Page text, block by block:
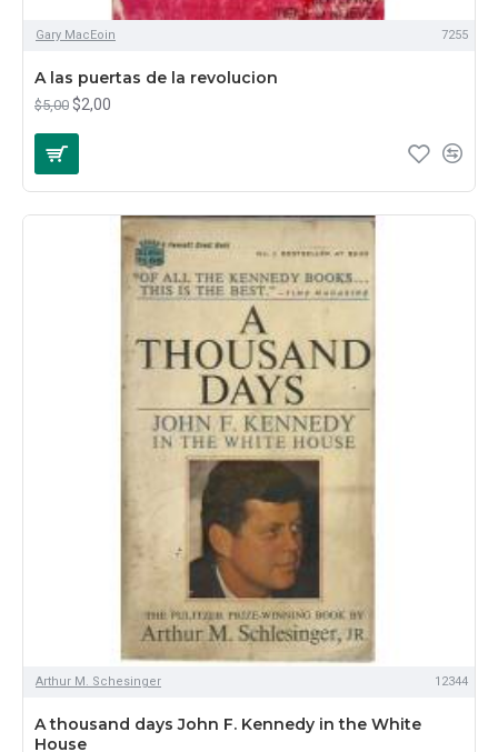
Gary MacEoin 7255
A las puertas de la revolucion
$5,00 $2,00
Arthur M. Schesinger 12344
A thousand days John F. Kennedy in the White
House